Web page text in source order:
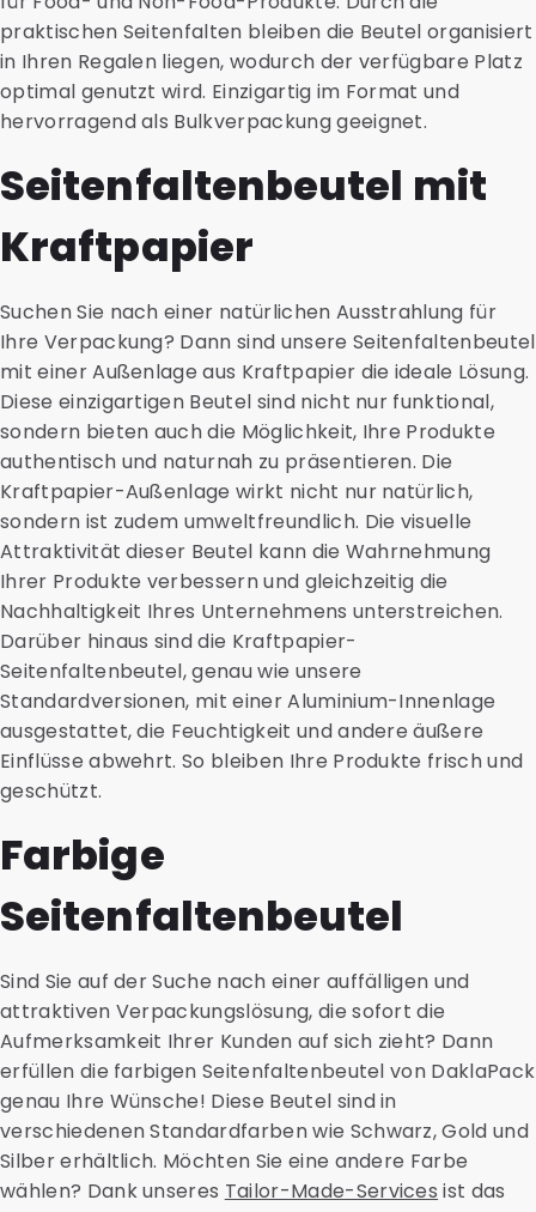
praktischen Seitenfalten bleiben die Beutel organisiert
in Ihren Regalen liegen, wodurch der verfügbare Platz
optimal genutzt wird. Einzigartig im Format und
hervorragend als Bulkverpackung geeignet.
Seitenfaltenbeutel mit
Kraftpapier
Suchen Sie nach einer natürlichen Ausstrahlung für
Ihre Verpackung? Dann sind unsere Seitenfaltenbeutel
mit einer Außenlage aus Kraftpapier die ideale Lösung.
Diese einzigartigen Beutel sind nicht nur funktional,
sondern bieten auch die Möglichkeit, Ihre Produkte
authentisch und naturnah zu präsentieren. Die
Kraftpapier-Außenlage wirkt nicht nur natürlich,
sondern ist zudem umweltfreundlich. Die visuelle
Attraktivität dieser Beutel kann die Wahrnehmung
Ihrer Produkte verbessern und gleichzeitig die
Nachhaltigkeit Ihres Unternehmens unterstreichen.
Darüber hinaus sind die Kraftpapier-
Seitenfaltenbeutel, genau wie unsere
Standardversionen, mit einer Aluminium-Innenlage
ausgestattet, die Feuchtigkeit und andere äußere
Einflüsse abwehrt. So bleiben Ihre Produkte frisch und
geschützt.
Farbige
Seitenfaltenbeutel
Sind Sie auf der Suche nach einer auffälligen und
attraktiven Verpackungslösung, die sofort die
Aufmerksamkeit Ihrer Kunden auf sich zieht? Dann
erfüllen die farbigen Seitenfaltenbeutel von DaklaPack
genau Ihre Wünsche! Diese Beutel sind in
verschiedenen Standardfarben wie Schwarz, Gold und
Silber erhältlich. Möchten Sie eine andere Farbe
wählen? Dank unseres Tailor-Made-Services ist das